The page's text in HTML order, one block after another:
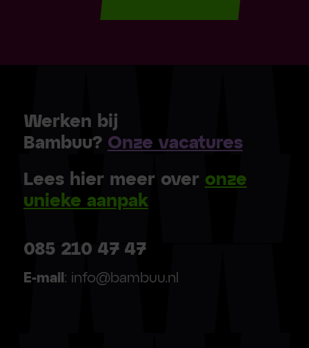
Werken bij
Bambuu? Onze vacatures
Lees hier meer over onze
unieke aanpak
085 210 47 47
E-mail : info@bambuu.nl